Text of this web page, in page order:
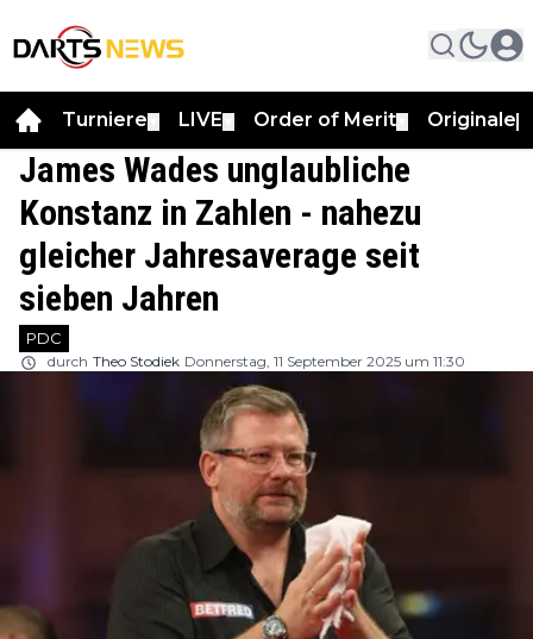
Turniere LIVE Order of Merit Originale
James Wades unglaubliche
Konstanz in Zahlen - nahezu
gleicher Jahresaverage seit
sieben Jahren
PDC
durch Theo Stodiek Donnerstag, 11 September 2025 um 11:30